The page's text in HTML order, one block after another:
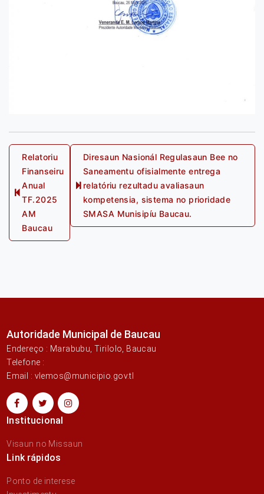
Post
navigation
Previous
Relatoriu
Finanseiru
Anual
TF.2025
AM
Baucau
Next
post:
Diresaun Nasionál Regulasaun Bee no
Saneamentu ofisialmente entrega
relatóriu rezultadu avaliasaun
kompetensia, sistema no prioridade
SMASA Munisipíu Baucau.
Autoridade Municipal de Baucau
Endereço : Marabubu, Tirilolo, Baucau
Telefone :
Email : vlemos@municipio.gov.tl
Institucional
Visaun no Missaun
Link rápidos
Ponto de interese